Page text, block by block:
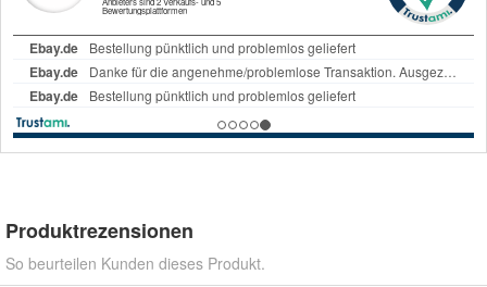
Produktrezensionen
So beurteilen Kunden dieses Produkt.